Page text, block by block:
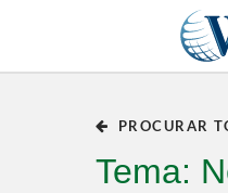
PROCURAR
Tema: